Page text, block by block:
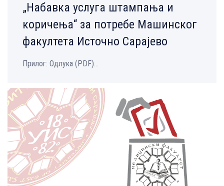
„Набавка услуга штампања и
коричења“ за потребе Машинског
факултета Источно Сарајево
Прилог: Одлука (PDF)...